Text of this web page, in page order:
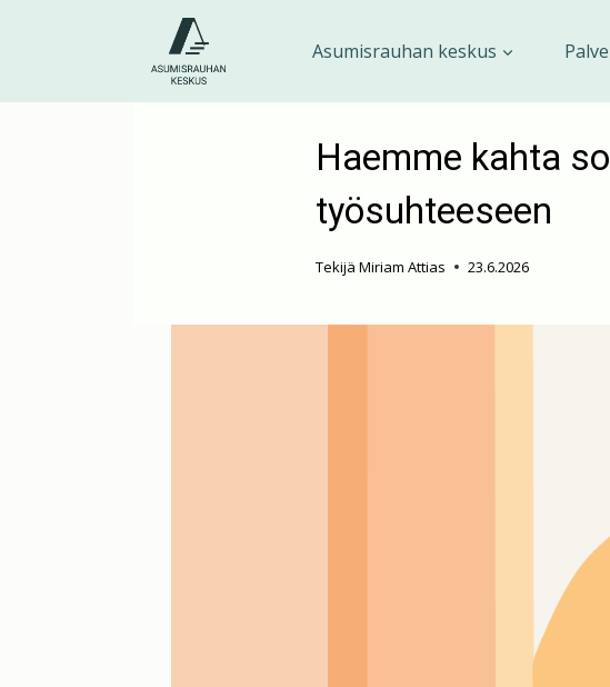
Asumisrauhan keskus
Haemme kahta
työsuhteeseen
Tekijä Miriam Attias 23.6.2026